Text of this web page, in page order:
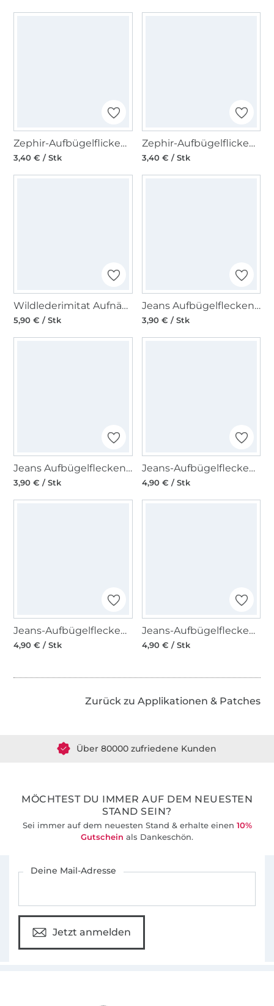
Zephir-Aufbügelflicken, 002=dunkelgrau
3,40 € / Stk
Zephir-Aufbügelflicken, 215=kornblau
3,40 € / Stk
Wildlederimitat Aufnähflecken (000=schwarz)
5,90 € / Stk
Jeans Aufbügelflecken groß, (210=marine)
3,90 € / Stk
Jeans Aufbügelflecken groß, (259=hellblau)
3,90 € / Stk
Jeans-Aufbügelflecken, hellblau
4,90 € / Stk
Jeans-Aufbügelflecken, blau
4,90 € / Stk
Jeans-Aufbügelflecken, schwarz
4,90 € / Stk
Zurück zu Applikationen & Patches
Über 80000 zufriedene Kunden
MÖCHTEST DU IMMER AUF DEM NEUESTEN
STAND SEIN?
Sei immer auf dem neuesten Stand & erhalte einen 10%
Gutschein als Dankeschön.
Deine Mail-Adresse
Jetzt anmelden